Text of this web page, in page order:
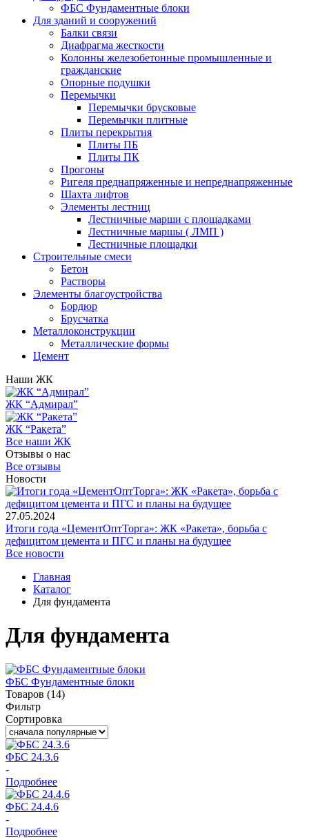
ФБС Фундаментные блоки
Для зданий и сооружений
Балки связи
Диафрагма жесткости
Колонны железобетонные промышленные и
гражданские
Опорные подушки
Перемычки
Перемычки брусковые
Перемычки плитные
Плиты перекрытия
Плиты ПБ
Плиты ПК
Прогоны
Ригеля преднапряженные и непреднапряженные
Шахта лифтов
Элементы лестниц
Лестничные марши с площадками
Лестничные маршы ( ЛМП )
Лестничные площадки
Строительные смеси
Бетон
Растворы
Элементы благоустройства
Бордюр
Брусчатка
Металлоконструкции
Металлические формы
Цемент
Наши ЖК
ЖК “Адмирал”
ЖК “Ракета”
Все наши ЖК
Отзывы о нас
Все отзывы
Новости
27.05.2024
Итоги года «ЦементОптТорга»: ЖК «Ракета», борьба с
дефицитом цемента и ПГС и планы на будущее
Все новости
Главная
Каталог
Для фундамента
Для фундамента
ФБС Фундаментные блоки
Товаров (14)
Фильтр
Сортировка
ФБС 24.3.6
-
Подробнее
ФБС 24.4.6
-
Подробнее